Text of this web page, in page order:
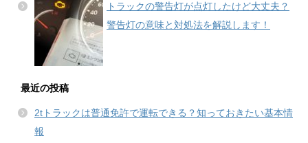
トラックの警告灯が点灯したけど大丈夫？
警告灯の意味と対処法を解説します！
最近の投稿
2tトラックは普通免許で運転できる？知っておきたい基本情
報